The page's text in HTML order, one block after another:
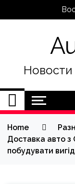
Новости
Home
Доставка авто
побудувати